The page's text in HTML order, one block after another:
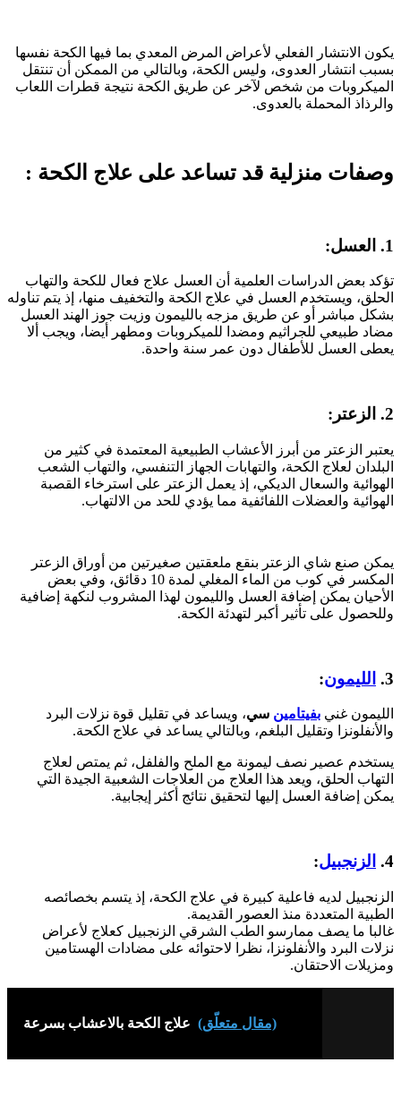
يكون الانتشار الفعلي لأعراض المرض المعدي بما فيها الكحة نفسها
بسبب انتشار العدوى، وليس الكحة، وبالتالي من الممكن أن تنتقل
الميكروبات من شخص لآخر عن طريق الكحة نتيجة قطرات اللعاب
والرذاذ المحملة بالعدوى.
وصفات منزلية قد تساعد على علاج الكحة :
1. العسل:
تؤكد بعض الدراسات العلمية أن العسل علاج فعال للكحة والتهاب
الحلق، ويستخدم العسل في علاج الكحة والتخفيف منها، إذ يتم تناوله
بشكل مباشر أو عن طريق مزجه بالليمون وزيت جوز الهند العسل
مضاد طبيعي للجراثيم ومضدا للميكروبات ومطهر أيضا، ويجب ألا
يعطى العسل للأطفال دون عمر سنة واحدة.
2. الزعتر:
يعتبر الزعتر من أبرز الأعشاب الطبيعية المعتمدة في كثير من
البلدان لعلاج الكحة، والتهابات الجهاز التنفسي، والتهاب الشعب
الهوائية والسعال الديكي، إذ يعمل الزعتر على استرخاء القصبة
الهوائية والعضلات اللفائفية مما يؤدي للحد من الالتهاب.
يمكن صنع شاي الزعتر بنقع ملعقتين صغيرتين من أوراق الزعتر
المكسر في كوب من الماء المغلي لمدة 10 دقائق، وفي بعض
الأحيان يمكن إضافة العسل والليمون لهذا المشروب لنكهة إضافية
وللحصول على تأثير أكبر لتهدئة الكحة.
3. الليمون:
الليمون غني بفيتامين سي، ويساعد في تقليل قوة نزلات البرد
والأنفلونزا وتقليل البلغم، وبالتالي يساعد في علاج الكحة.
يستخدم عصير نصف ليمونة مع الملح والفلفل، ثم يمتص لعلاج
التهاب الحلق، ويعد هذا العلاج من العلاجات الشعبية الجيدة التي
يمكن إضافة العسل إليها لتحقيق نتائج أكثر إيجابية.
4. الزنجبيل:
الزنجبيل لديه فاعلية كبيرة في علاج الكحة، إذ يتسم بخصائصه
الطبية المتعددة منذ العصور القديمة.
غالبا ما يصف ممارسو الطب الشرقي الزنجبيل كعلاج لأعراض
نزلات البرد والأنفلونزا، نظرا لاحتوائه على مضادات الهستامين
ومزيلات الاحتقان.
(مقال متعلّق) علاج الكحة بالاعشاب بسرعة